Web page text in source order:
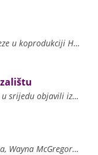
ZAGREB – Praizvedba baleta Prekinute veze u koprodukciji Hrvatskoga narodnog kazališta u Zagrebu i Muzičkog biennalea Zagreb otvorit će 5. travnja trideset i treće izdanje fe
OSIJEK – Na sceni osječkog HNK, kako su u srijedu objavili iz tog kazališta, nakon 127 godina premijerno će se izvesti balet ‘Jela’. Pod ravnanjem maestra Vladimi
ZAGREB – Baletni diptih dvojice umjetnika, Wayna McGregora i Massimiliana Volpinija premijerno će se predstaviti publici večeras, 15. ožujka, sjedinivši dvojicu koreografa ko